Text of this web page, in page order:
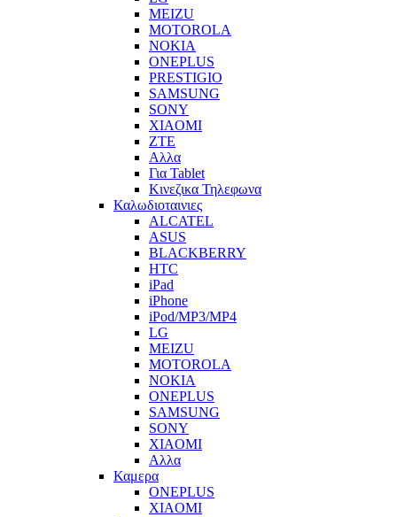
MEIZU
MOTOROLA
NOKIA
ONEPLUS
PRESTIGIO
SAMSUNG
SONY
XIAOMI
ZTE
Αλλα
Για Tablet
Κινεζικα Τηλεφωνα
Καλωδιοταινιες
ALCATEL
ASUS
BLACKBERRY
HTC
iPad
iPhone
iPod/MP3/MP4
LG
MEIZU
MOTOROLA
NOKIA
ONEPLUS
SAMSUNG
SONY
XIAOMI
Αλλα
Καμερα
ONEPLUS
XIAOMI